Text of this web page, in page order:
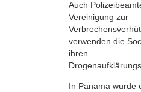
Auch
Vereinigung zur
verwenden die
ihren
In Panama wurde